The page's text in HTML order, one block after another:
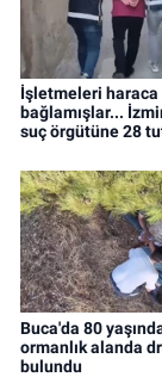
İşletmeleri haraca
bağlamışlar...
suç örgütüne 28
Buca'da 80
ormanlık alanda
bulundu